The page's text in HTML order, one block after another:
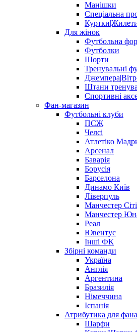
Манішки
Спеціальна
Для жінок
Футбольна
Футболки
Шорти
Тренувальні
Штани
Спортивні
Фан-магазин
Футбольні клуби
ПСЖ
Челсі
Атлетіко
Арсенал
Баварія
Борусія
Барселона
Динамо Київ
Ліверпуль
Манчестер Сіті
Манчестер
Реал
Ювентус
Інші ФК
Збірні команди
Україна
Англія
Аргентина
Бразилія
Німеччина
Іспанія
Атрибутика для
Шарфи